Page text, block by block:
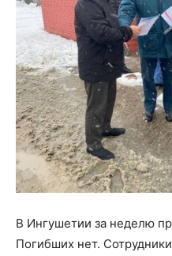
В Ингушетии за неделю
Погибших нет.